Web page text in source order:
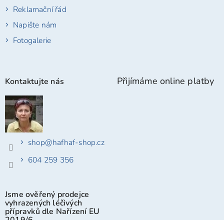
Reklamační řád
Napište nám
Fotogalerie
Kontaktujte nás
shop@hafhaf-shop.cz
604 259 356
Jsme ověřený prodejce
vyhrazených léčivých
přípravků dle Nařízení EU
Přijímáme online platby